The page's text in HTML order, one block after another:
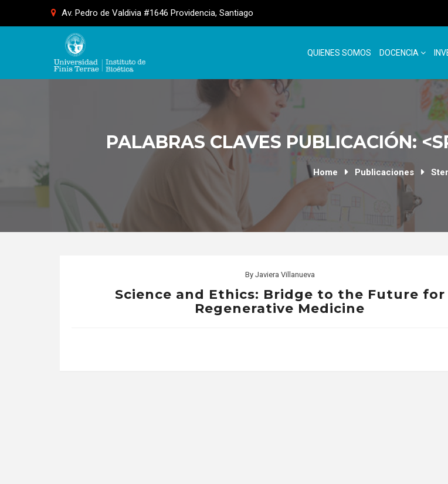
Av. Pedro de Valdivia #1646 Providencia, Santiago
QUIENES SOMOS DOCENCIA
PALABRAS CLAVES PUBLICACIÓN:
Home Publicaciones
By Javiera Villanueva
Science and Ethics: Bridge to the Future for
Regenerative Medicine